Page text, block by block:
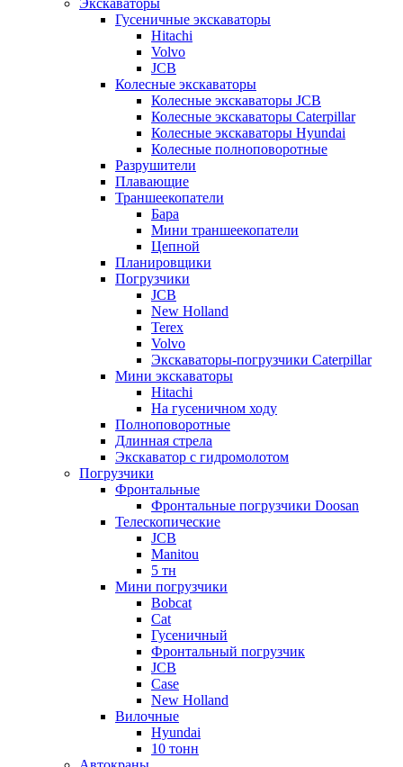
Экскаваторы
Гусеничные экскаваторы
Hitachi
Volvo
JCB
Колесные экскаваторы
Колесные экскаваторы JCB
Колесные экскаваторы Caterpillar
Колесные экскаваторы Hyundai
Колесные полноповоротные
Разрушители
Плавающие
Траншеекопатели
Бара
Мини траншеекопатели
Цепной
Планировщики
Погрузчики
JCB
New Holland
Terex
Volvo
Экскаваторы-погрузчики Caterpillar
Мини экскаваторы
Hitachi
На гусеничном ходу
Полноповоротные
Длинная стрела
Экскаватор с гидромолотом
Погрузчики
Фронтальные
Фронтальные погрузчики Doosan
Телескопические
JCB
Manitou
5 тн
Мини погрузчики
Bobcat
Cat
Гусеничный
Фронтальный погрузчик
JCB
Case
New Holland
Вилочные
Hyundai
10 тонн